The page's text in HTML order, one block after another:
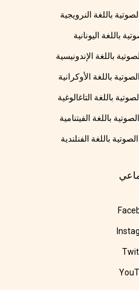
باللغة النرويجية
باللغة اليونانية
باللغة الإندونيسية
باللغة الأوكرانية
باللغة التاغالوغية
باللغة الفيتنامية
باللغة الفنلندية